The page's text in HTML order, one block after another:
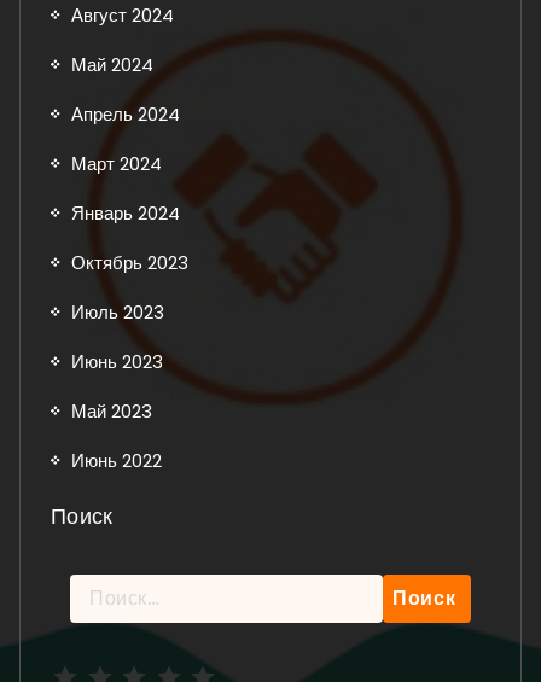
Август 2024
Май 2024
Апрель 2024
Март 2024
Январь 2024
Октябрь 2023
Июль 2023
Июнь 2023
Май 2023
Июнь 2022
Поиск
Найти: